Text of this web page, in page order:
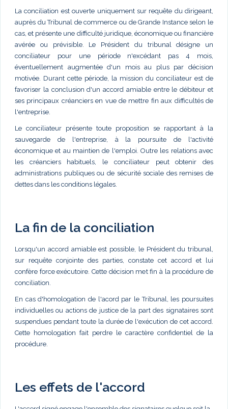
La conciliation est ouverte uniquement sur requête du dirigeant,
auprès du Tribunal de commerce ou de Grande Instance selon le
cas, et présente une difficulté juridique, économique ou financière
avérée ou prévisible. Le Président du tribunal désigne un
conciliateur pour une période n'excédant pas 4 mois,
éventuellement augmentée d'un mois au plus par décision
motivée. Durant cette période, la mission du conciliateur est de
favoriser la conclusion d'un accord amiable entre le débiteur et
ses principaux créanciers en vue de mettre fin aux difficultés de
l'entreprise.
Le conciliateur présente toute proposition se rapportant à la
sauvegarde de l'entreprise, à la poursuite de l'activité
économique et au maintien de l'emploi. Outre les relations avec
les créanciers habituels, le conciliateur peut obtenir des
administrations publiques ou de sécurité sociale des remises de
dettes dans les conditions légales.
La fin de la conciliation
Lorsqu'un accord amiable est possible, le Président du tribunal,
sur requête conjointe des parties, constate cet accord et lui
confère force exécutoire. Cette décision met fin à la procédure de
conciliation.
En cas d'homologation de l'acord par le Tribunal, les poursuites
individuelles ou actions de justice de la part des signataires sont
suspendues pendant toute la durée de l'exécution de cet accord.
Cette homologation fait perdre le caractère confidentiel de la
procédure.
Les effets de l'accord